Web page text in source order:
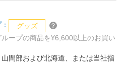
グッズ
ループの商品を¥6,600以上のお買い
間部および北海道、または当社指